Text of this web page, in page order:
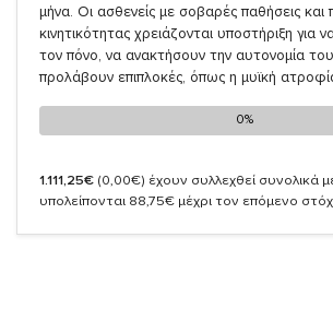
μήνα. Οι ασθενείς με σοβαρές παθήσεις
κινητικότητας χρειάζονται υποστήριξη για
τον πόνο, να ανακτήσουν την αυτονομία
προλάβουν επιπλοκές, όπως η μυϊκή
0%
0%
1.111,25€ (0,00€) έχουν συλλεχθεί συνολικά
υπολείπονται 88,75€ μέχρι τον επόμενο